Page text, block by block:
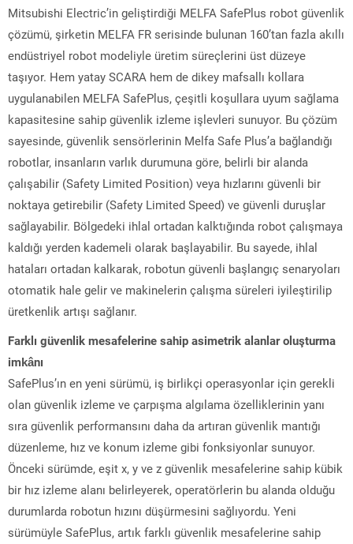
Mitsubishi Electric’in geliştirdiği MELFA SafePlus robot güvenlik
çözümü, şirketin MELFA FR serisinde bulunan 160’tan fazla akıllı
endüstriyel robot modeliyle üretim süreçlerini üst düzeye
taşıyor. Hem yatay SCARA hem de dikey mafsallı kollara
uygulanabilen MELFA SafePlus, çeşitli koşullara uyum sağlama
kapasitesine sahip güvenlik izleme işlevleri sunuyor. Bu çözüm
sayesinde, güvenlik sensörlerinin Melfa Safe Plus’a bağlandığı
robotlar, insanların varlık durumuna göre, belirli bir alanda
çalışabilir (Safety Limited Position) veya hızlarını güvenli bir
noktaya getirebilir (Safety Limited Speed) ve güvenli duruşlar
sağlayabilir. Bölgedeki ihlal ortadan kalktığında robot çalışmaya
kaldığı yerden kademeli olarak başlayabilir. Bu sayede, ihlal
hataları ortadan kalkarak, robotun güvenli başlangıç senaryoları
otomatik hale gelir ve makinelerin çalışma süreleri iyileştirilip
üretkenlik artışı sağlanır.
Farklı güvenlik mesafelerine sahip asimetrik alanlar oluşturma
imkânı
SafePlus’ın en yeni sürümü, iş birlikçi operasyonlar için gerekli
olan güvenlik izleme ve çarpışma algılama özelliklerinin yanı
sıra güvenlik performansını daha da artıran güvenlik mantığı
düzenleme, hız ve konum izleme gibi fonksiyonlar sunuyor.
Önceki sürümde, eşit x, y ve z güvenlik mesafelerine sahip kübik
bir hız izleme alanı belirleyerek, operatörlerin bu alanda olduğu
durumlarda robotun hızını düşürmesini sağlıyordu. Yeni
sürümüyle SafePlus, artık farklı güvenlik mesafelerine sahip